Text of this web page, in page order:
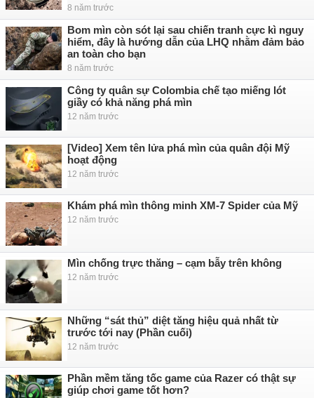
8 năm trước
Bom mìn còn sót lại sau chiến tranh cực kì nguy
hiểm, đây là hướng dẫn của LHQ nhằm đảm bảo
an toàn cho bạn
8 năm trước
Công ty quân sự Colombia chế tạo miếng lót
giầy có khả năng phá mìn
12 năm trước
[Video] Xem tên lửa phá mìn của quân đội Mỹ
hoạt động
12 năm trước
Khám phá mìn thông minh XM-7 Spider của Mỹ
12 năm trước
Mìn chống trực thăng – cạm bẫy trên không
12 năm trước
Những “sát thủ” diệt tăng hiệu quả nhất từ
trước tới nay (Phần cuối)
12 năm trước
Phần mềm tăng tốc game của Razer có thật sự
giúp chơi game tốt hơn?